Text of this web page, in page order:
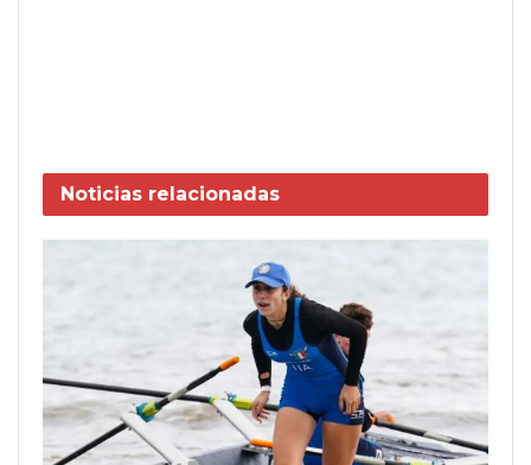
Noticias relacionadas